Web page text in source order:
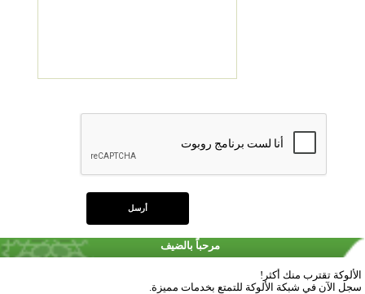
مرحباً بالضيف
الألوكة تقترب منك أكثر!
سجل الآن في شبكة الألوكة للتمتع بخدمات مميزة.